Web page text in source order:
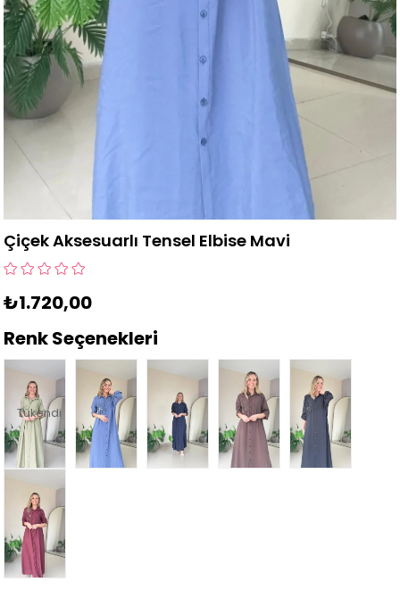
Çiçek Aksesuarlı Tensel Elbise Mavi
₺1.720,00
Renk Seçenekleri
Tükendi